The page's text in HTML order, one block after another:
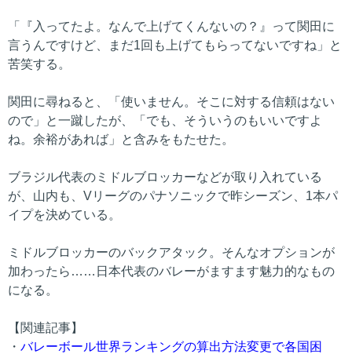
「『入ってたよ。なんで上げてくんないの？』って関田に
言うんですけど、まだ1回も上げてもらってないですね」と
苦笑する。
関田に尋ねると、「使いません。そこに対する信頼はない
ので」と一蹴したが、「でも、そういうのもいいですよ
ね。余裕があれば」と含みをもたせた。
ブラジル代表のミドルブロッカーなどが取り入れている
が、山内も、Vリーグのパナソニックで昨シーズン、1本パ
イプを決めている。
ミドルブロッカーのバックアタック。そんなオプションが
加わったら……日本代表のバレーがますます魅力的なもの
になる。
【関連記事】
・ バレーボール世界ランキングの算出方法変更で各国困